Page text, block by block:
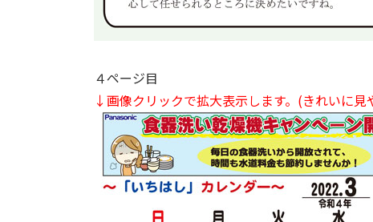
４ページ目
↓画像クリックで拡大表示します。 (きれいに見